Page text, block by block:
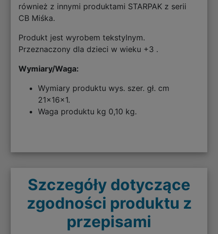
również z innymi produktami STARPAK z serii
CB Miśka.
Produkt jest wyrobem tekstylnym.
Przeznaczony dla dzieci w wieku +3 .
Wymiary/Waga:
Wymiary produktu wys. szer. gł. cm
21x16x1.
Waga produktu kg 0,10 kg.
Szczegóły dotyczące
zgodności produktu z
przepisami